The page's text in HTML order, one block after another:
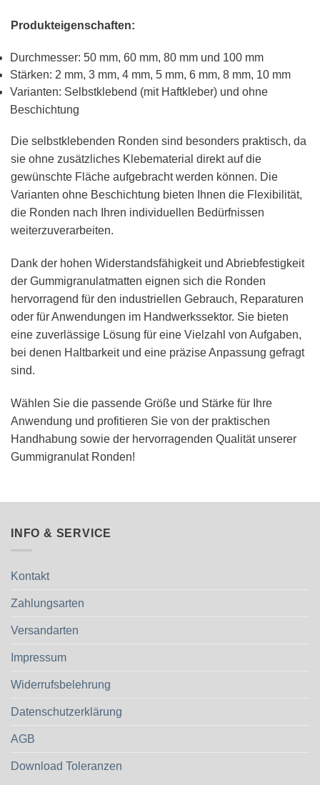
Produkteigenschaften:
Durchmesser: 50 mm, 60 mm, 80 mm und 100 mm
Stärken: 2 mm, 3 mm, 4 mm, 5 mm, 6 mm, 8 mm, 10 mm
Varianten: Selbstklebend (mit Haftkleber) und ohne
Beschichtung
Die selbstklebenden Ronden sind besonders praktisch, da
sie ohne zusätzliches Klebematerial direkt auf die
gewünschte Fläche aufgebracht werden können. Die
Varianten ohne Beschichtung bieten Ihnen die Flexibilität,
die Ronden nach Ihren individuellen Bedürfnissen
weiterzuverarbeiten.
Dank der hohen Widerstandsfähigkeit und Abriebfestigkeit
der Gummigranulatmatten eignen sich die Ronden
hervorragend für den industriellen Gebrauch, Reparaturen
oder für Anwendungen im Handwerkssektor. Sie bieten
eine zuverlässige Lösung für eine Vielzahl von Aufgaben,
bei denen Haltbarkeit und eine präzise Anpassung gefragt
sind.
Wählen Sie die passende Größe und Stärke für Ihre
Anwendung und profitieren Sie von der praktischen
Handhabung sowie der hervorragenden Qualität unserer
Gummigranulat Ronden!
INFO & SERVICE
Kontakt
Zahlungsarten
Versandarten
Impressum
Widerrufsbelehrung
Datenschutzerklärung
AGB
Download Toleranzen